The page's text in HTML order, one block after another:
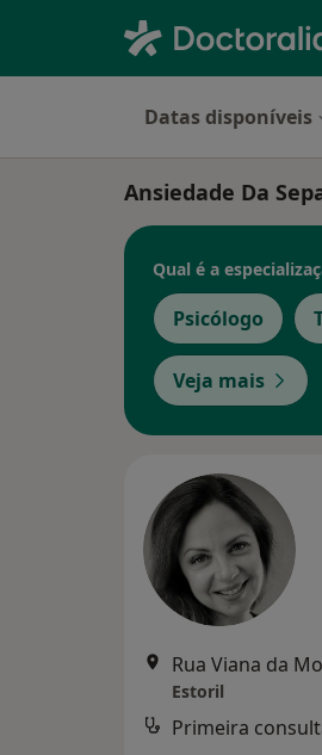
Datas disponíveis
Ansiedade Da
Qual é a
Psicólogo
Veja mais
Estoril
Primeira